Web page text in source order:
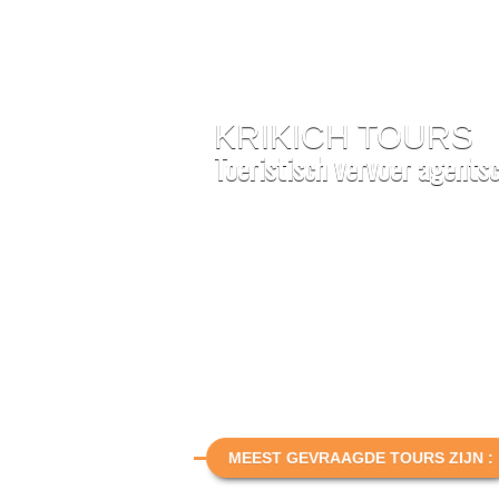
KRIKICH TOURS
Toeristisch vervoer
MEEST GEVRAAGDE TOURS ZIJN :